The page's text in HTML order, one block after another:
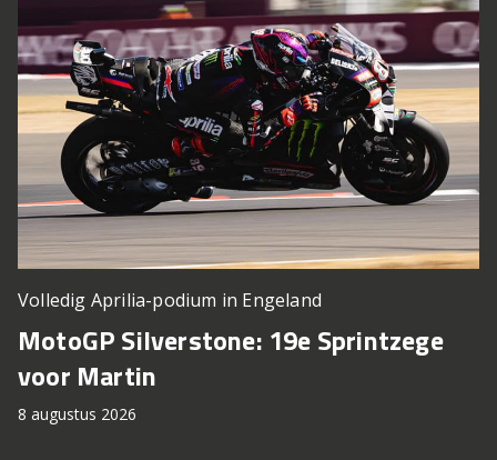
Volledig Aprilia-podium in Engeland
MotoGP Silverstone: 19e Sprintzege
voor Martin
8 augustus 2026